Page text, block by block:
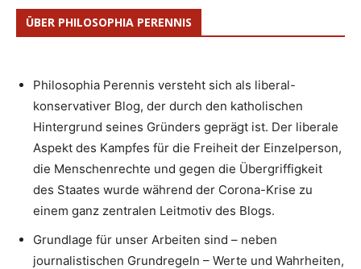
ÜBER PHILOSOPHIA PERENNIS
Philosophia Perennis versteht sich als liberal-
konservativer Blog, der durch den katholischen
Hintergrund seines Gründers geprägt ist. Der liberale
Aspekt des Kampfes für die Freiheit der Einzelperson,
die Menschenrechte und gegen die Übergriffigkeit
des Staates wurde während der Corona-Krise zu
einem ganz zentralen Leitmotiv des Blogs.
Grundlage für unser Arbeiten sind – neben
journalistischen Grundregeln – Werte und Wahrheiten,